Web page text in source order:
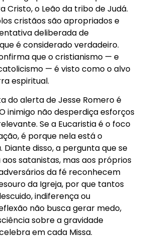
Cristo, o Leão da tribo de Judá.
cristãos são apropriados e
deliberada de
é considerado verdadeiro.
que o cristianismo — e
— é visto como o alvo
espiritual.
do alerta de Jesse Romero é
inimigo não desperdiça esforços
Se a Eucaristia é o foco
é porque nela está o
disso, a pergunta que se
satanistas, mas aos próprios
da fé reconhecem
da Igreja, por que tantos
indiferença ou
não busca gerar medo,
sobre a gravidade
em cada Missa.